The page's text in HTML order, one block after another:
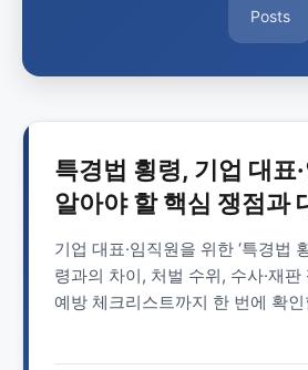
Posts
특경법 횡령, 기업 대표
알아야 할 핵심 쟁점과
기업 대표·임직원을 위한 ‘특경법
령과의 차이, 처벌 수위, 수사·재
예방 체크리스트까지 한 번에 확